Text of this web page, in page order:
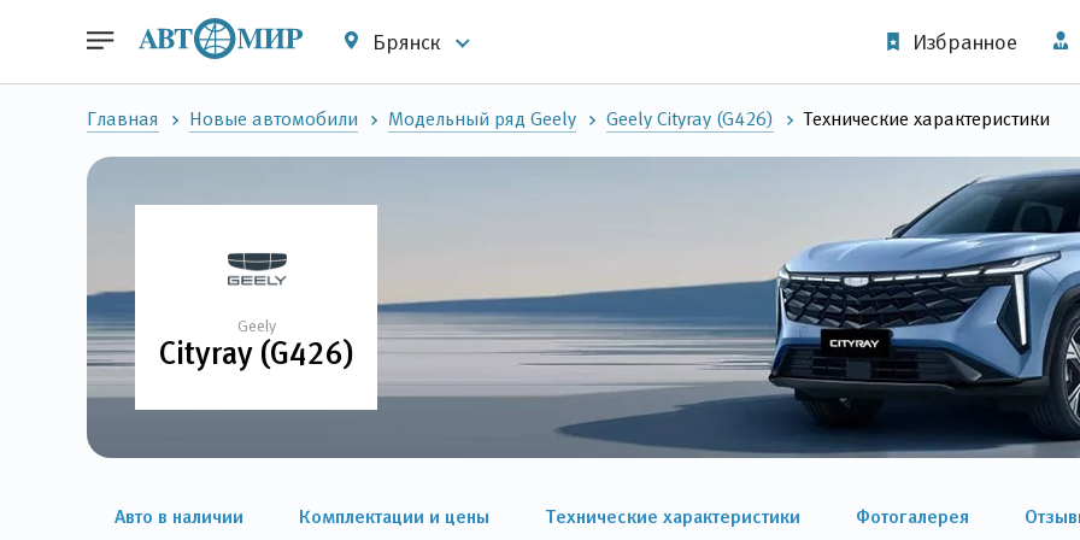
Брянск Избранное
Главная Новые автомобили Модельный ряд Geely Geely Cityray (G426) Технические характеристики
Geely
Cityray (G426)
Авто в наличии Комплектации и цены Технические характеристики Фотогалерея